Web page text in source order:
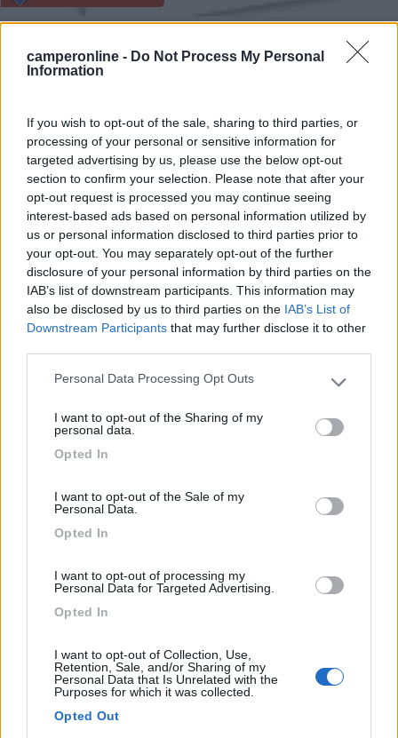
camperonline - Do Not Process My Personal
Information
If you wish to opt-out of the sale, sharing to third parties, or
processing of your personal or sensitive information for
targeted advertising by us, please use the below opt-out
section to confirm your selection. Please note that after your
opt-out request is processed you may continue seeing
interest-based ads based on personal information utilized by
us or personal information disclosed to third parties prior to
your opt-out. You may separately opt-out of the further
disclosure of your personal information by third parties on the
IAB’s list of downstream participants. This information may
also be disclosed by us to third parties on the IAB’s List of
Downstream Participants that may further disclose it to other
Please note that this website/app uses one or more Google
not limited to your visit or usage behaviour. You may click to
grant or deny consent to Google and its third-party tags to
use your data for below specified purposes in below Google
Personal Data Processing Opt Outs
I want to opt-out of the Sharing of my
personal data.
Opted In
I want to opt-out of the Sale of my
Personal Data.
Opted In
I want to opt-out of processing my
Personal Data for Targeted Advertising.
Opted In
I want to opt-out of Collection, Use,
Retention, Sale, and/or Sharing of my
Personal Data that Is Unrelated with the
Purposes for which it was collected.
Opted Out
Area di sosta a Spoleto
6 1
Nei pressi della statale (Strada Romana), nel parcheggio
Spoleto (PG) - 7.9km
Area camper
Servizi / Posizione
Vicino alla Comunità Montana: da Foligno su SS 3 uscita
Spoleto (PG) - 8.8km